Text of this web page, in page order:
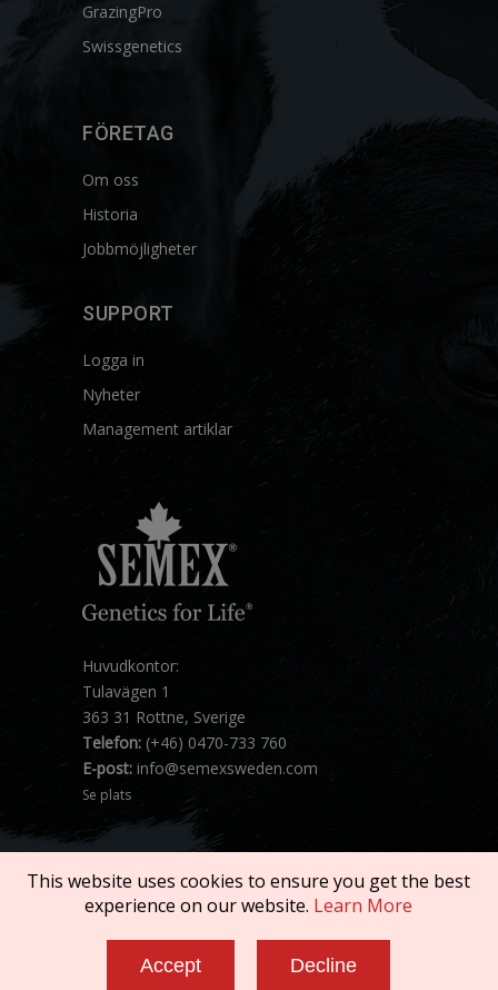
GrazingPro
Swissgenetics
FÖRETAG
Om oss
Historia
Jobbmöjligheter
SUPPORT
Logga in
Nyheter
Management artiklar
Huvudkontor:
Tulavägen 1
363 31 Rottne, Sverige
Telefon: (+46) 0470-733 760
E-post: info@semexsweden.com
Se plats
Terms of Service
Privacy Policy
This website uses cookies to ensure you get the best
experience on our website. Learn More
Accept Decline